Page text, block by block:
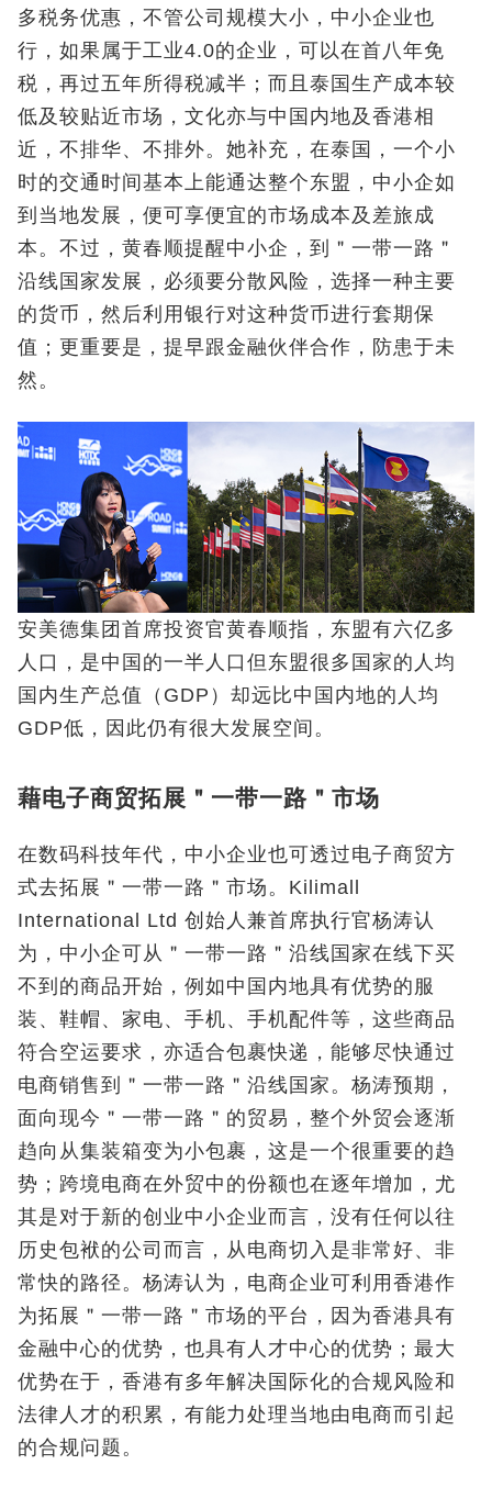
多税务优惠，不管公司规模大小，中小企业也
行，如果属于工业4.0的企业，可以在首八年免
税，再过五年所得税减半；而且泰国生产成本较
低及较贴近市场，文化亦与中国内地及香港相
近，不排华、不排外。她补充，在泰国，一个小
时的交通时间基本上能通达整个东盟，中小企如
到当地发展，便可享便宜的市场成本及差旅成
本。不过，黄春顺提醒中小企，到＂一带一路＂
沿线国家发展，必须要分散风险，选择一种主要
的货币，然后利用银行对这种货币进行套期保
值；更重要是，提早跟金融伙伴合作，防患于未
然。
安美德集团首席投资官黄春顺指，东盟有六亿多
人口，是中国的一半人口但东盟很多国家的人均
国内生产总值（GDP）却远比中国内地的人均
GDP低，因此仍有很大发展空间。
藉电子商贸拓展＂一带一路＂市场
在数码科技年代，中小企业也可透过电子商贸方
式去拓展＂一带一路＂市场。Kilimall
International Ltd 创始人兼首席执行官杨涛认
为，中小企可从＂一带一路＂沿线国家在线下买
不到的商品开始，例如中国内地具有优势的服
装、鞋帽、家电、手机、手机配件等，这些商品
符合空运要求，亦适合包裹快递，能够尽快通过
电商销售到＂一带一路＂沿线国家。杨涛预期，
面向现今＂一带一路＂的贸易，整个外贸会逐渐
趋向从集装箱变为小包裹，这是一个很重要的趋
势；跨境电商在外贸中的份额也在逐年增加，尤
其是对于新的创业中小企业而言，没有任何以往
历史包袱的公司而言，从电商切入是非常好、非
常快的路径。杨涛认为，电商企业可利用香港作
为拓展＂一带一路＂市场的平台，因为香港具有
金融中心的优势，也具有人才中心的优势；最大
优势在于，香港有多年解决国际化的合规风险和
法律人才的积累，有能力处理当地由电商而引起
的合规问题。